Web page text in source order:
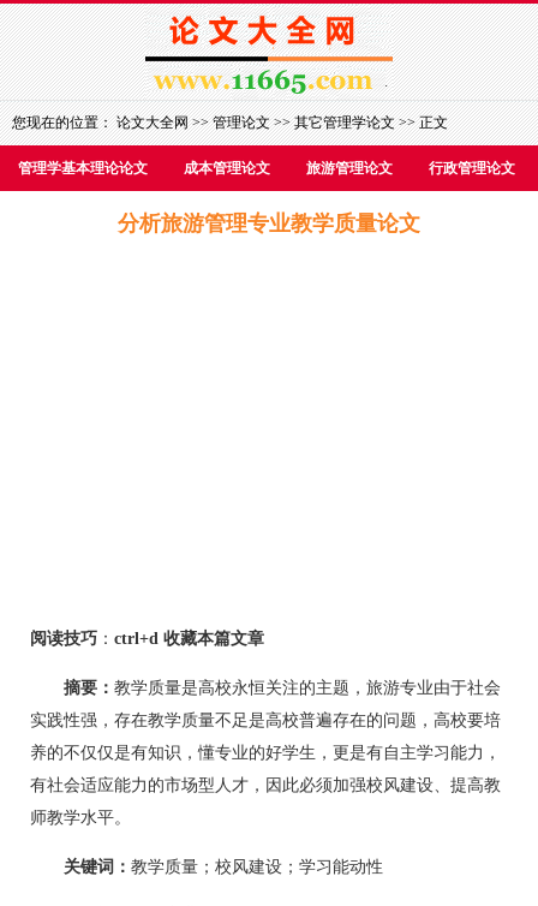
您现在的位置：论文大全网>>管理论文>>其它管理学论文>> 正文
管理学基本理论论文 成本管理论文 旅游管理论文 行政管理论文
分析旅游管理专业教学质量论文
阅读技巧 ： ctrl+d 收藏本篇文章
摘要： 教学质量是高校永恒关注的主题，旅游专业由于社会
实践性强，存在教学质量不足是高校普遍存在的问题，高校要培
养的不仅仅是有知识，懂专业的好学生，更是有自主学习能力，
有社会适应能力的市场型人才，因此必须加强校风建设、提高教
师教学水平。
关键词： 教学质量；校风建设；学习能动性